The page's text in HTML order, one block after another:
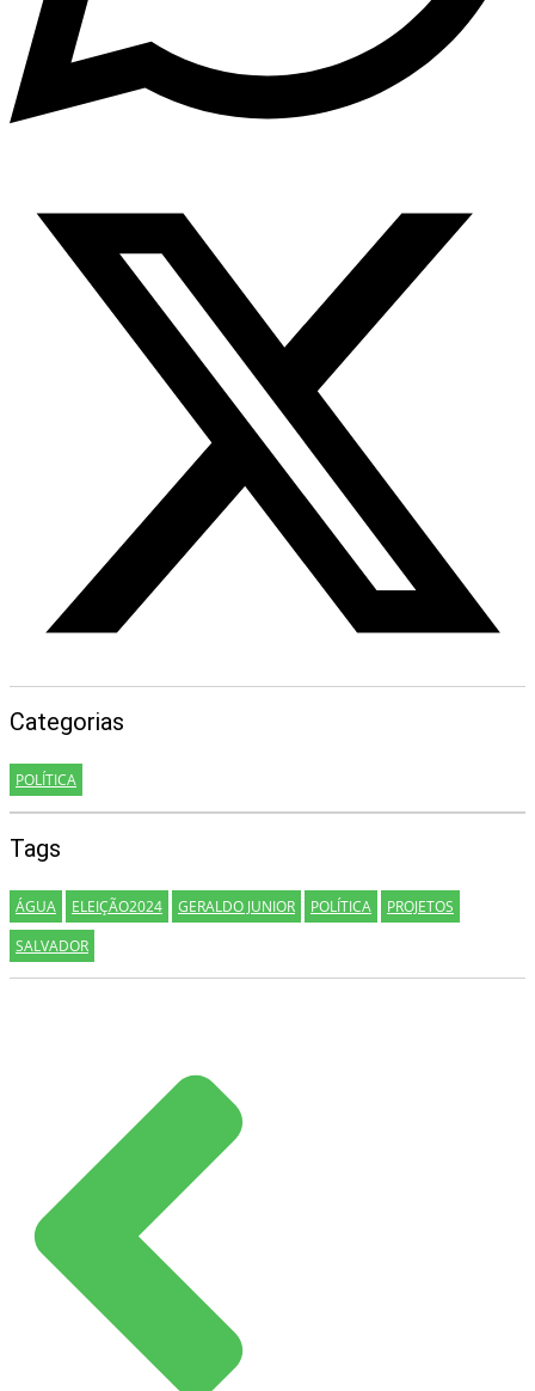
Categorias
POLÍTICA
Tags
ÁGUA ELEIÇÃO2024 GERALDO JUNIOR POLÍTICA
PROJETOS
SALVADOR